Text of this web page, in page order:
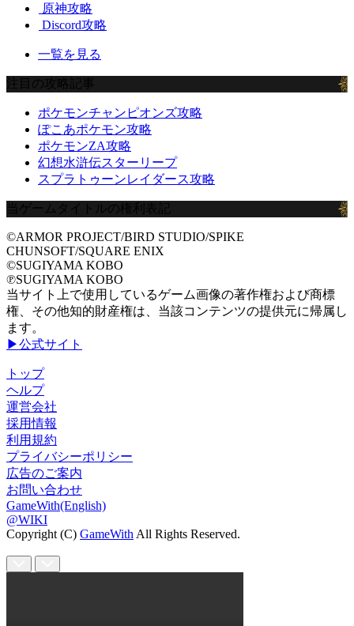
原神攻略
Discord攻略
一覧を見る
注目の攻略記事
ポケモンチャンピオンズ攻略
ぽこあポケモン攻略
ポケモンZA攻略
幻想水滸伝スターリープ
スプラトゥーンレイダース攻略
当ゲームタイトルの権利表記
©ARMOR PROJECT/BIRD STUDIO/SPIKE
CHUNSOFT/SQUARE ENIX
©SUGIYAMA KOBO
℗SUGIYAMA KOBO
当サイト上で使用しているゲーム画像の著作権および商標
権、その他知的財産権は、当該コンテンツの提供元に帰属し
ます。
▶公式サイト
トップ
ヘルプ
運営会社
採用情報
利用規約
プライバシーポリシー
広告のご案内
お問い合わせ
GameWith(English)
@WIKI
Copyright (C) GameWith All Rights Reserved.